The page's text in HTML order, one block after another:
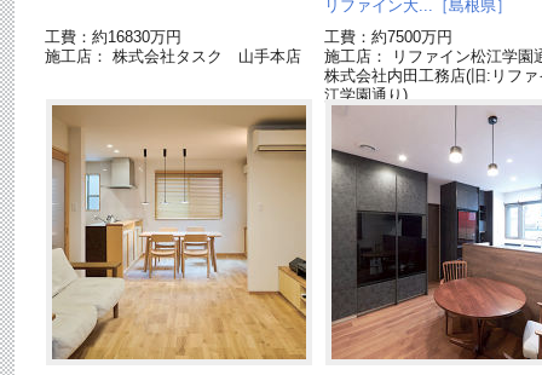
工費：約16830万円
施工店： 株式会社タスク 山手本店
リファイン大...［島根県］
工費：約7500万円
施工店： リファイン松江学
株式会社内田工務店(旧:リファ
江学園通り)